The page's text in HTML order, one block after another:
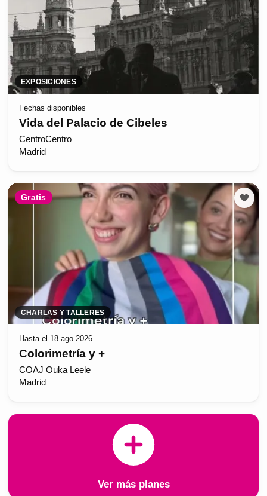
EXPOSICIONES
Fechas disponibles
Vida del Palacio de Cibeles
CentroCentro
Madrid
Gratis
CHARLAS Y TALLERES
Hasta el 18 ago 2026
Colorimetría y +
COAJ Ouka Leele
Madrid
Ver más planes